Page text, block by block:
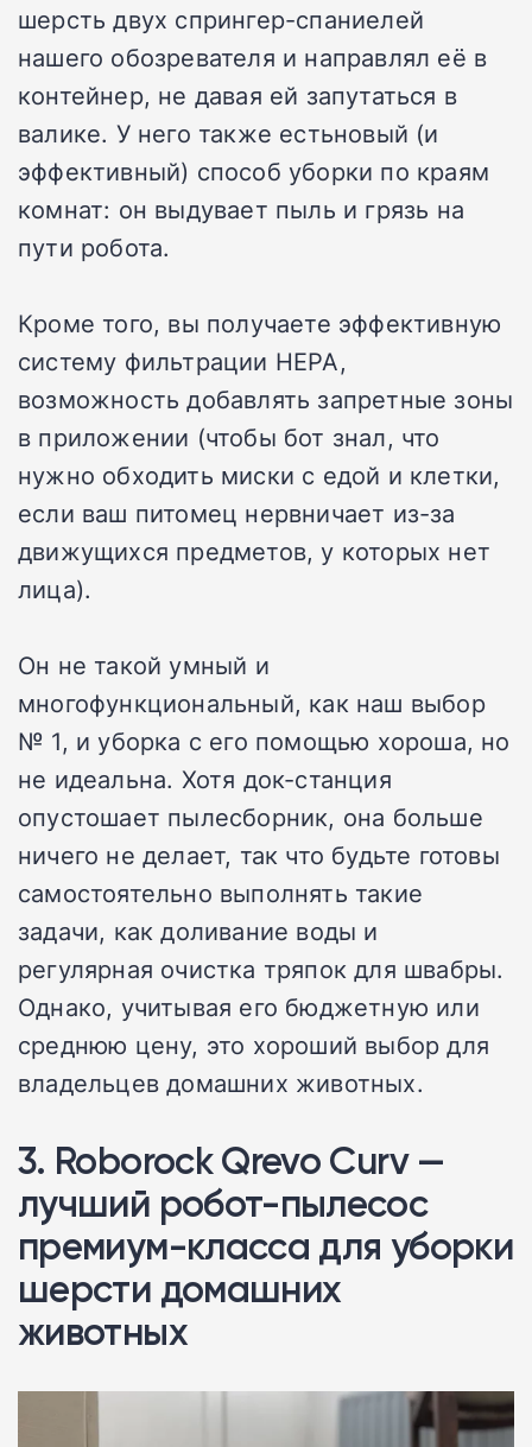
шерсть двух спрингер-спаниелей
нашего обозревателя и направлял её в
контейнер, не давая ей запутаться в
валике. У него также естьновый (и
эффективный) способ уборки по краям
комнат: он выдувает пыль и грязь на
пути робота.
Кроме того, вы получаете эффективную
систему фильтрации HEPA,
возможность добавлять запретные зоны
в приложении (чтобы бот знал, что
нужно обходить миски с едой и клетки,
если ваш питомец нервничает из-за
движущихся предметов, у которых нет
лица).
Он не такой умный и
многофункциональный, как наш выбор
№ 1, и уборка с его помощью хороша, но
не идеальна. Хотя док-станция
опустошает пылесборник, она больше
ничего не делает, так что будьте готовы
самостоятельно выполнять такие
задачи, как доливание воды и
регулярная очистка тряпок для швабры.
Однако, учитывая его бюджетную или
среднюю цену, это хороший выбор для
владельцев домашних животных.
3. Roborock Qrevo Curv —
лучший робот-пылесос
премиум-класса для уборки
шерсти домашних
животных